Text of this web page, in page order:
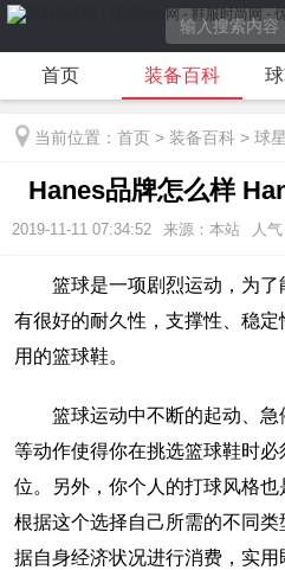
首页 装备百科
当前位置： 首页 > 装备百科 > 球
Hanes品牌怎么样
2019-11-11 07:34:52 来源：本站 人
篮球是一项剧烈运动，为
有很好的耐久性，支撑性、稳
用的篮球鞋。
篮球运动中不断的起动、
等动作使得你在挑选篮球鞋时
位。另外，你个人的打球风格
根据这个选择自己所需的不同
据自身经济状况进行消费，实用